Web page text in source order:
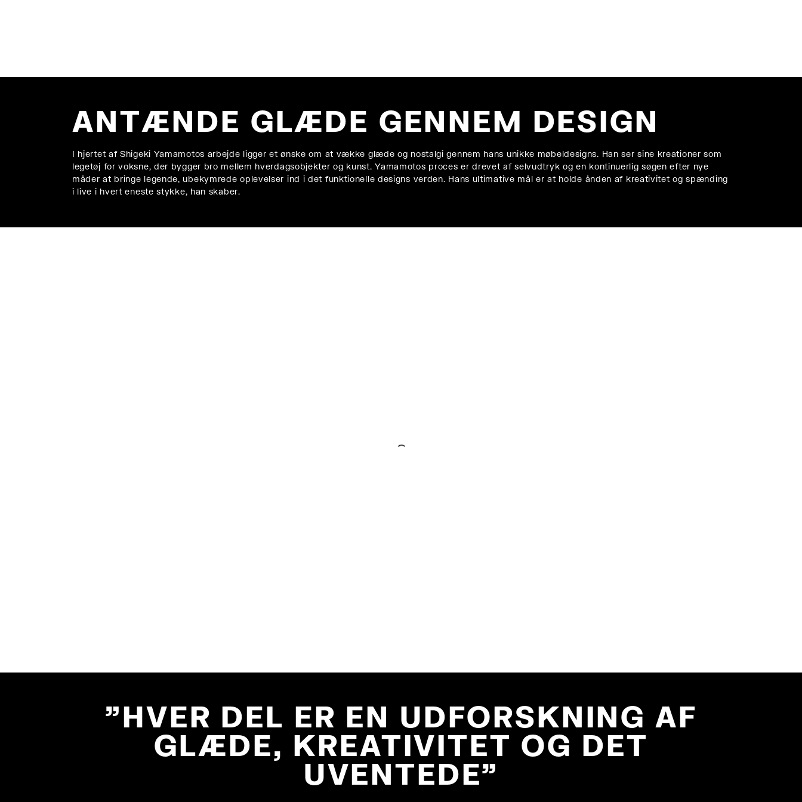
ANTÆNDE GLÆDE GENNEM DESIGN
I hjertet af Shigeki Yamamotos arbejde ligger et ønske om at vække glæde og nostalgi gennem hans unikke møbeldesigns. Han ser sine kreationer som
legetøj for voksne, der bygger bro mellem hverdagsobjekter og kunst. Yamamotos proces er drevet af selvudtryk og en kontinuerlig søgen efter nye
måder at bringe legende, ubekymrede oplevelser ind i det funktionelle designs verden. Hans ultimative mål er at holde ånden af kreativitet og spænding
i live i hvert eneste stykke, han skaber.
"HVER DEL ER EN UDFORSKNING AF
GLÆDE, KREATIVITET OG DET
UVENTEDE"